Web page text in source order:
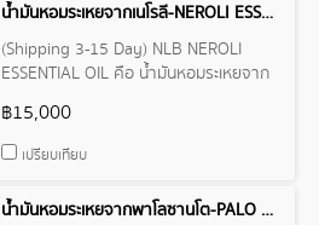
น้ำมันหอมระเหยจากเนโรลี-NEROLI ESSENTIAL OIL
(Shipping 3-15 Day) NLB NEROLI
ESSENTIAL OIL คือ น้ำมันหอมระเหยจาก
aurantium var. amara) เป็นพืชใน วงศ์
Rutaceae
฿15,000
เปรียบเทียบ
น้ำมันหอมระเหยจากพาโลซานโต-PALO SANTO ESSENTIAL OIL